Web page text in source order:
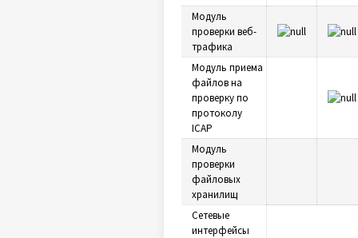
Модуль
проверки веб-
трафика
Модуль приема
файлов на
проверку по
протоколу
ICAP
Модуль
проверки
файловых
хранилищ
Сетевые
интерфейсы